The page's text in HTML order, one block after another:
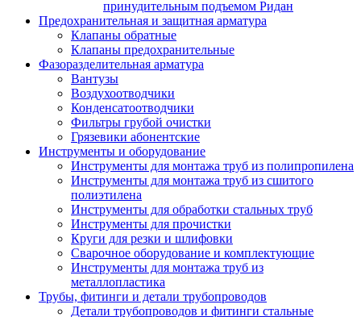
принудительным подъемом Ридан
Предохранительная и защитная арматура
Клапаны обратные
Клапаны предохранительные
Фазоразделительная арматура
Вантузы
Воздухоотводчики
Конденсатоотводчики
Фильтры грубой очистки
Грязевики абонентские
Инструменты и оборудование
Инструменты для монтажа труб из полипропилена
Инструменты для монтажа труб из сшитого
полиэтилена
Инструменты для обработки стальных труб
Инструменты для прочистки
Круги для резки и шлифовки
Сварочное оборудование и комплектующие
Инструменты для монтажа труб из
металлопластика
Трубы, фитинги и детали трубопроводов
Детали трубопроводов и фитинги стальные